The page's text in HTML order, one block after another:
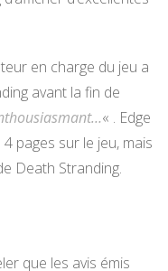
en charge du jeu a
avant la fin de
« . Edge
pages sur le jeu, mais
Death Stranding.
que les avis émis